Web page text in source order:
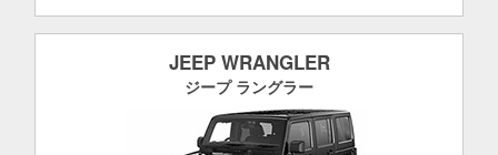
JEEP WRANGLER
ジープ ラングラー